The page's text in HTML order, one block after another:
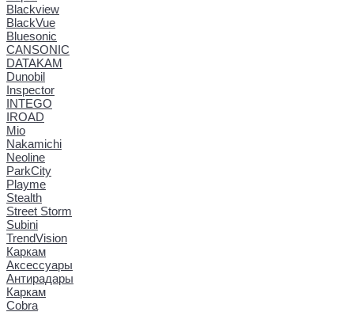
Blackview
BlackVue
Bluesonic
CANSONIC
DATAKAM
Dunobil
Inspector
INTEGO
IROAD
Mio
Nakamichi
Neoline
ParkCity
Playme
Stealth
Street Storm
Subini
TrendVision
Каркам
Аксессуары
Антирадары
Каркам
Cobra